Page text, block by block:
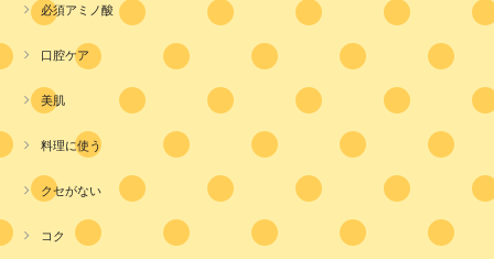
必須アミノ酸
口腔ケア
美肌
料理に使う
クセがない
コク